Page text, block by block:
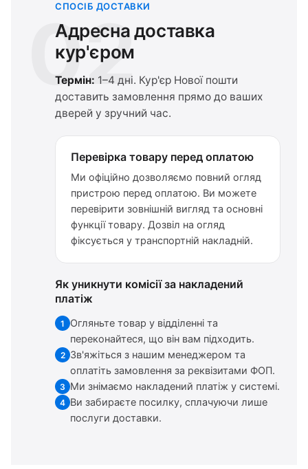
02
СПОСІБ ДОСТАВКИ
Адресна доставка
кур'єром
Термін: 1–4 дні. Кур'єр Нової пошти
доставить замовлення прямо до ваших
дверей у зручний час.
Перевірка товару перед оплатою
Ми офіційно дозволяємо повний огляд
пристрою перед оплатою. Ви можете
перевірити зовнішній вигляд та основні
функції товару. Дозвіл на огляд
фіксується у транспортній накладній.
Як уникнути комісії за накладений
платіж
1
Огляньте товар у відділенні та
переконайтеся, що він вам підходить.
2 Зв'яжіться з нашим менеджером та
оплатіть замовлення за реквізитами ФОП.
3 Ми знімаємо накладений платіж у системі.
4 Ви забираєте посилку, сплачуючи лише
послуги доставки.